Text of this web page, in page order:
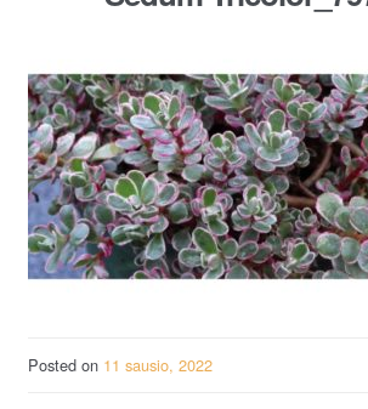
Posted on 11 sausio, 2022